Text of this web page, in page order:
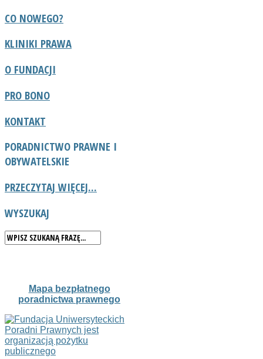
CO NOWEGO?
KLINIKI PRAWA
O FUNDACJI
PRO BONO
KONTAKT
PORADNICTWO PRAWNE I
OBYWATELSKIE
PRZECZYTAJ WIĘCEJ...
WYSZUKAJ
Mapa bezpłatnego
poradnictwa prawnego